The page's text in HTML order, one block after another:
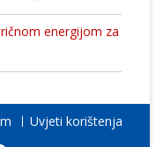
energijom za
Uvjeti korištenja